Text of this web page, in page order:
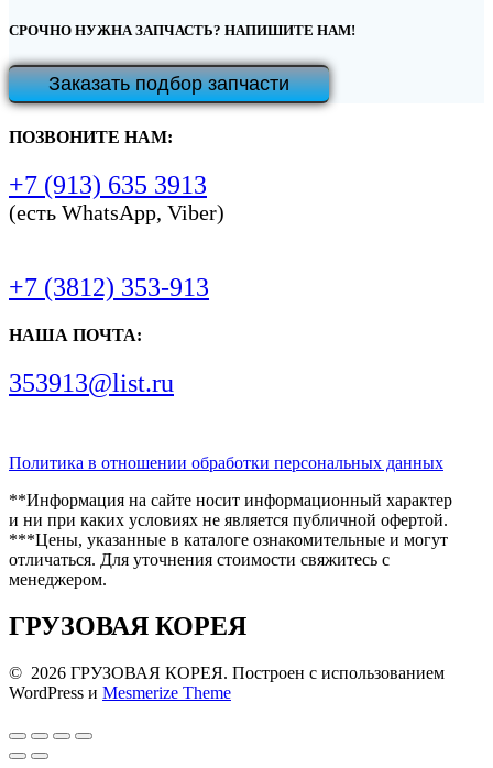
СРОЧНО НУЖНА ЗАПЧАСТЬ? НАПИШИТЕ НАМ!
Заказать подбор запчасти
ПОЗВОНИТЕ НАМ:
+7 (913) 635 3913
(есть WhatsApp, Viber)
+7 (3812) 353-913
НАША ПОЧТА:
353913@list.ru
Политика в отношении обработки персональных данных
**Информация на сайте носит информационный характер
и ни при каких условиях не является публичной офертой.
***Цены, указанные в каталоге ознакомительные и могут
отличаться. Для уточнения стоимости свяжитесь с
менеджером.
ГРУЗОВАЯ КОРЕЯ
© 2026 ГРУЗОВАЯ КОРЕЯ. Построен с использованием
WordPress и Mesmerize Theme